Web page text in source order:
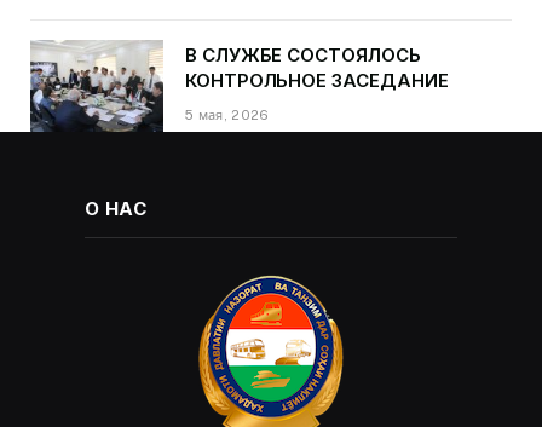
В СЛУЖБЕ СОСТОЯЛОСЬ
КОНТРОЛЬНОЕ ЗАСЕДАНИЕ
5 мая, 2026
О НАС